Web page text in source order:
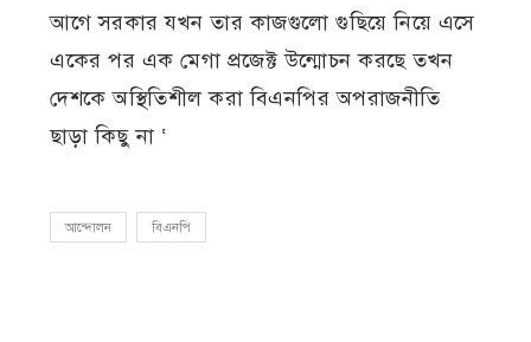
আগে সরকার যখন তার কাজগুলো গুছিয়ে নিয়ে এসে
একের পর এক মেগা প্রজেক্ট উন্মোচন করছে তখন
দেশকে অস্থিতিশীল করা বিএনপির অপরাজনীতি
ছাড়া কিছু না ‘
আন্দোলন বিএনপি